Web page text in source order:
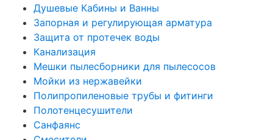
Душевые Кабины и Ванны
Запорная и регулирующая арматура
Защита от протечек воды
Канализация
Мешки пылесборники для пылесосов
Мойки из нержавейки
Полипропиленовые трубы и фитинги
Полотенцесушители
Санфаянс